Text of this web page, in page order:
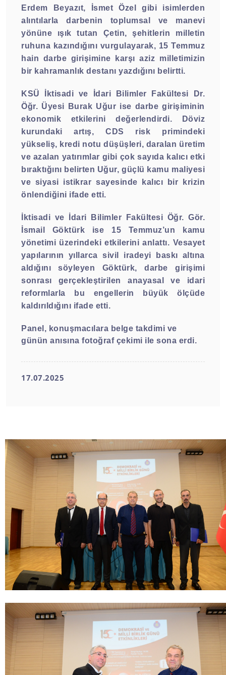
Erdem Beyazıt, İsmet Özel gibi isimlerden
alıntılarla darbenin toplumsal ve manevi
yönüne ışık tutan Çetin, şehitlerin milletin
ruhuna kazındığını vurgulayarak, 15 Temmuz
hain darbe girişimine karşı aziz milletimizin
bir kahramanlık destanı yazdığını belirtti.
KSÜ İktisadi ve İdari Bilimler Fakültesi Dr.
Öğr. Üyesi Burak Uğur ise darbe girişiminin
ekonomik etkilerini değerlendirdi. Döviz
kurundaki artış, CDS risk primindeki
yükseliş, kredi notu düşüşleri, daralan üretim
ve azalan yatırımlar gibi çok sayıda kalıcı etki
bıraktığını belirten Uğur, güçlü kamu maliyesi
ve siyasi istikrar sayesinde kalıcı bir krizin
önlendiğini ifade etti.
İktisadi ve İdari Bilimler Fakültesi Öğr. Gör.
İsmail Göktürk ise 15 Temmuz’un kamu
yönetimi üzerindeki etkilerini anlattı. Vesayet
yapılarının yıllarca sivil iradeyi baskı altına
aldığını söyleyen Göktürk, darbe girişimi
sonrası gerçekleştirilen anayasal ve idari
reformlarla bu engellerin büyük ölçüde
kaldırıldığını ifade etti.
Panel, konuşmacılara belge takdimi ve
günün anısına fotoğraf çekimi ile sona erdi.
17.07.2025